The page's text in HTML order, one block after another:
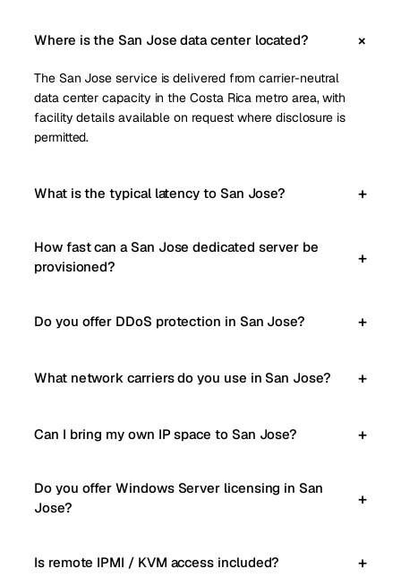
Where is the San Jose data center located?
The San Jose service is delivered from carrier-neutral
data center capacity in the Costa Rica metro area, with
facility details available on request where disclosure is
permitted.
What is the typical latency to San Jose?
How fast can a San Jose dedicated server be
provisioned?
Do you offer DDoS protection in San Jose?
What network carriers do you use in San Jose?
Can I bring my own IP space to San Jose?
Do you offer Windows Server licensing in San
Jose?
Is remote IPMI / KVM access included?